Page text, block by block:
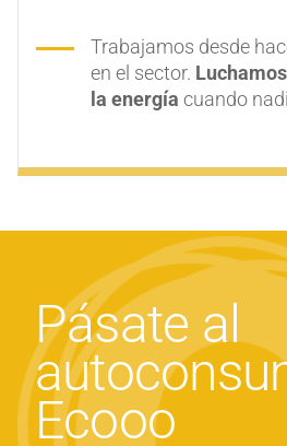
Trabajamos desde
en el sector.
la energía cuando
Pásate al
Ecooo